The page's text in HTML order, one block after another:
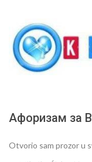
Афоризам за
Otvorio sam prozor u